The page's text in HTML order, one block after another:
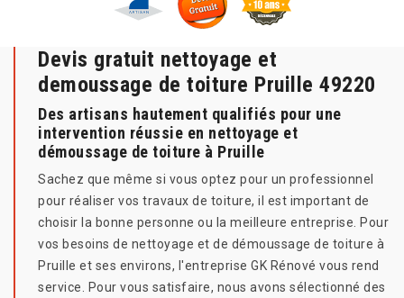
Devis gratuit nettoyage et
demoussage de toiture Pruille 49220
Des artisans hautement qualifiés pour une
intervention réussie en nettoyage et
démoussage de toiture à Pruille
Sachez que même si vous optez pour un professionnel
pour réaliser vos travaux de toiture, il est important de
choisir la bonne personne ou la meilleure entreprise. Pour
vos besoins de nettoyage et de démoussage de toiture à
Pruille et ses environs, l'entreprise GK Rénové vous rend
service. Pour vous satisfaire, nous avons sélectionné des